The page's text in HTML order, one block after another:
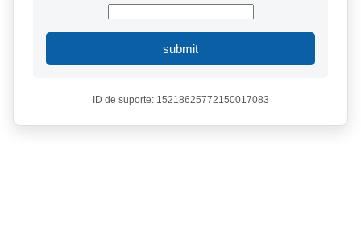
submit
ID de suporte: 15218625772150017083